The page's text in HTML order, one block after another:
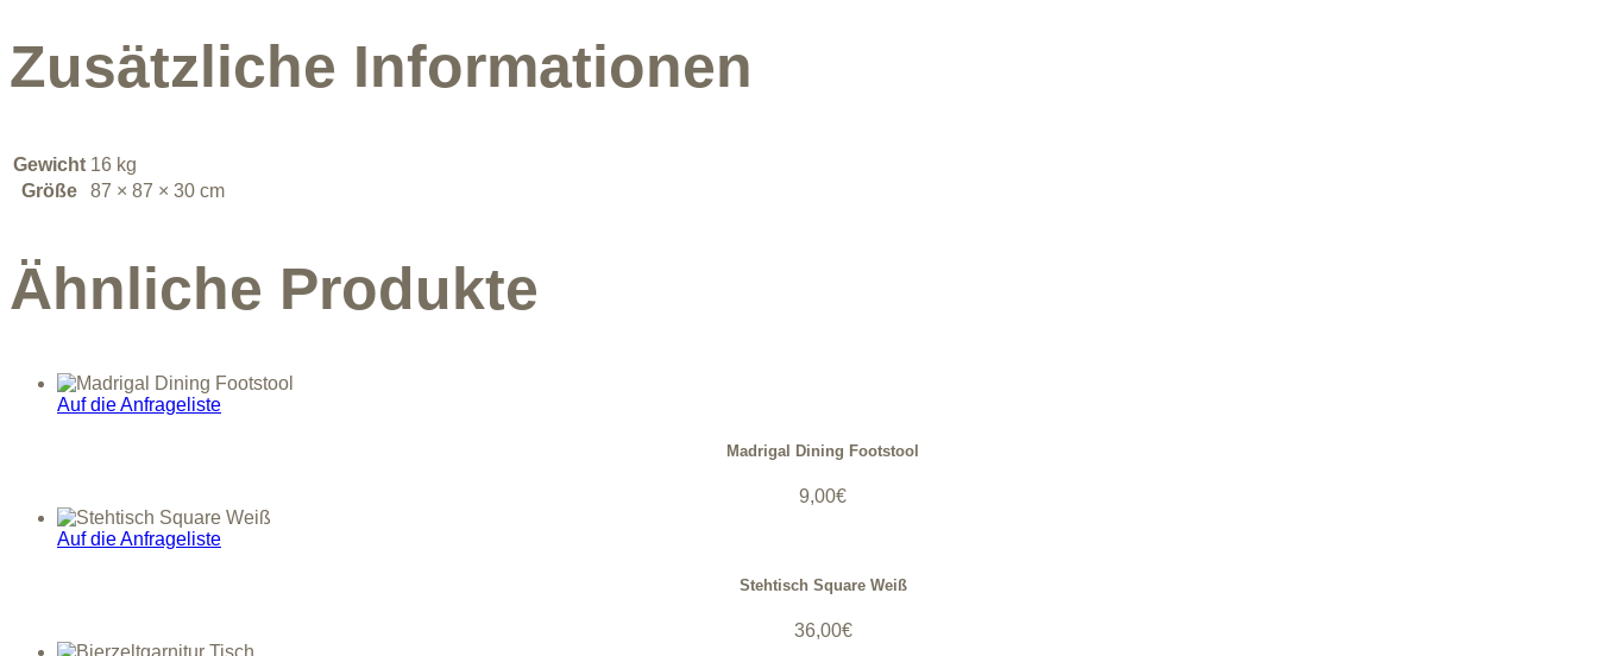
Zusätzliche Informationen
Gewicht 16 kg
Größe
87 × 87 × 30 cm
Ähnliche Produkte
Auf die Anfrageliste
Madrigal Dining Footstool
9,00€
Auf die Anfrageliste
Stehtisch Square Weiß
36,00€